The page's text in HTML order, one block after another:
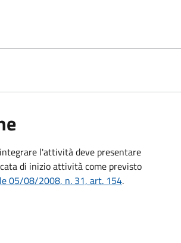
l'attività deve presentare
di inizio attivitàcome previsto
05/08/2008, n. 31, art. 154.